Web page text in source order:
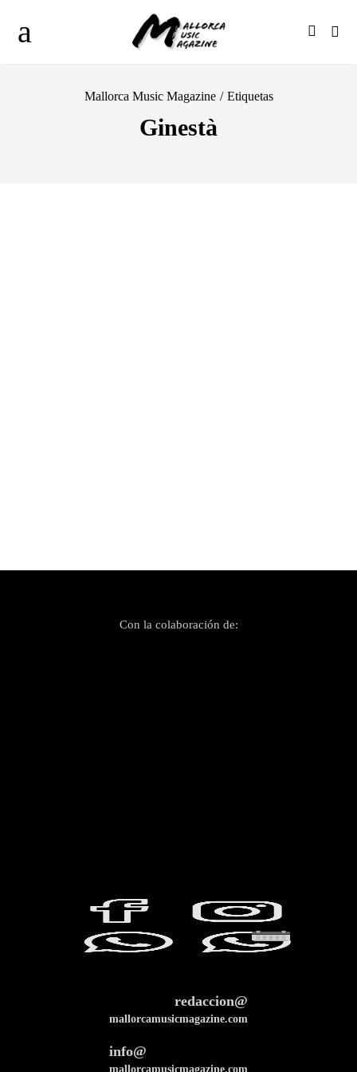
Mallorca Music Magazine / Etiquetas
Ginestà
Con la colaboración de:
redaccion@
mallorcamusicmagazine.com
info@
mallorcamusicmagazine.com